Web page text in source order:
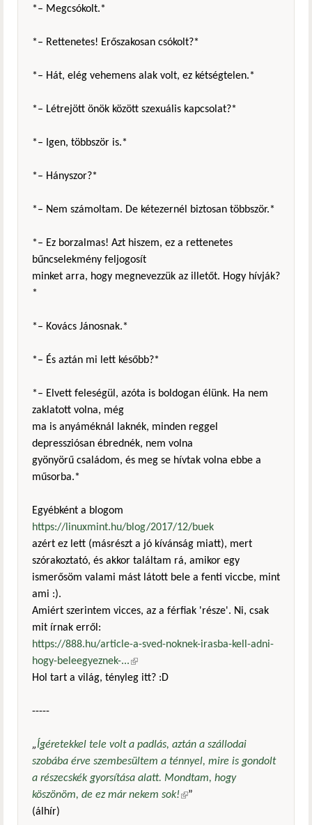
*– Megcsókolt.*
*– Rettenetes! Erőszakosan csókolt?*
*– Hát, elég vehemens alak volt, ez kétségtelen.*
*– Létrejött önök között szexuális kapcsolat?*
*– Igen, többször is.*
*– Hányszor?*
*– Nem számoltam. De kétezernél biztosan többször.*
*– Ez borzalmas! Azt hiszem, ez a rettenetes
bűncselekmény feljogosít
minket arra, hogy megnevezzük az illetőt. Hogy hívják?
*
*– Kovács Jánosnak.*
*– És aztán mi lett később?*
*– Elvett feleségül, azóta is boldogan élünk. Ha nem
zaklatott volna, még
ma is anyáméknál laknék, minden reggel
depressziósan ébrednék, nem volna
gyönyörű családom, és meg se hívtak volna ebbe a
műsorba.*
Egyébként a blogom
https://linuxmint.hu/blog/2017/12/buek
azért ez lett (másrészt a jó kívánság miatt), mert
szórakoztató, és akkor találtam rá, amikor egy
ismerősöm valami mást látott bele a fenti viccbe, mint
ami :).
Amiért szerintem vicces, az a férfiak 'része'. Ni, csak
mit írnak erről:
https://888.hu/article-a-sved-noknek-irasba-kell-adni-
hogy-beleegyeznek-...(külső hivatkozás)
Hol tart a világ, tényleg itt? :D
-----
„Ígéretekkel tele volt a padlás, aztán a szállodai
szobába érve szembesültem a ténnyel, mire is gondolt
a részecskék gyorsítása alatt. Mondtam, hogy
köszönöm, de ez már nekem sok!(külső hivatkozás)
”
(álhír)